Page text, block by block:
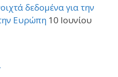
δεδομένα για την
Ευρώπη 10 Ιουνίου